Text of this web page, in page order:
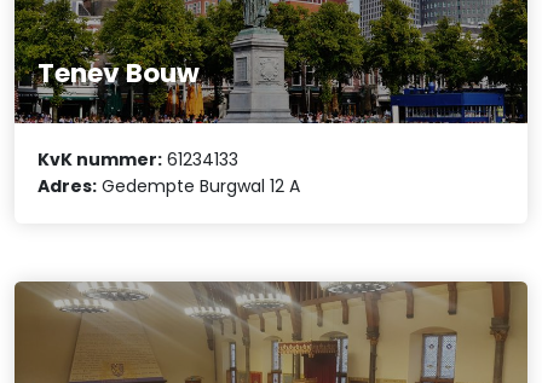
Tenev Bouw
KvK nummer: 61234133
Adres: Gedempte Burgwal 12 A